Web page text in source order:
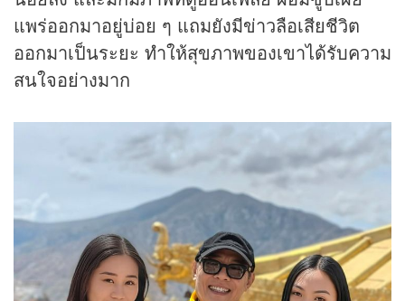
แพร่ออกมาอยู่บ่อย ๆ แถมยังมีข่าวลือเสียชีวิต
ออกมาเป็นระยะ ทำให้สุขภาพของเขาได้รับความ
สนใจอย่างมาก